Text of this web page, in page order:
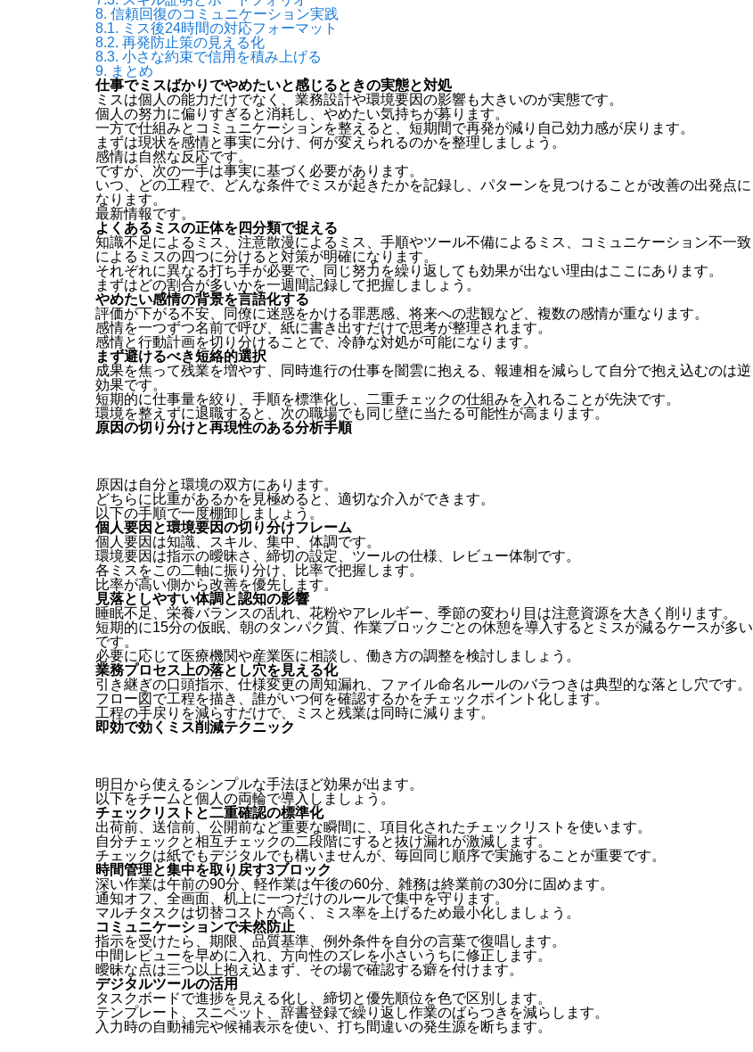
8. 信頼回復のコミュニケーション実践
8.1. ミス後24時間の対応フォーマット
8.2. 再発防止策の見える化
8.3. 小さな約束で信用を積み上げる
9. まとめ
仕事でミスばかりでやめたいと感じるときの実態と対処
ミスは個人の能力だけでなく、業務設計や環境要因の影響も大きいのが実態です。
個人の努力に偏りすぎると消耗し、やめたい気持ちが募ります。
一方で仕組みとコミュニケーションを整えると、短期間で再発が減り自己効力感が戻ります。
まずは現状を感情と事実に分け、何が変えられるのかを整理しましょう。
感情は自然な反応です。
ですが、次の一手は事実に基づく必要があります。
いつ、どの工程で、どんな条件でミスが起きたかを記録し、パターンを見つけることが改善の出発点に
なります。
最新情報です。
よくあるミスの正体を四分類で捉える
知識不足によるミス、注意散漫によるミス、手順やツール不備によるミス、コミュニケーション不一致
によるミスの四つに分けると対策が明確になります。
それぞれに異なる打ち手が必要で、同じ努力を繰り返しても効果が出ない理由はここにあります。
まずはどの割合が多いかを一週間記録して把握しましょう。
やめたい感情の背景を言語化する
評価が下がる不安、同僚に迷惑をかける罪悪感、将来への悲観など、複数の感情が重なります。
感情を一つずつ名前で呼び、紙に書き出すだけで思考が整理されます。
感情と行動計画を切り分けることで、冷静な対処が可能になります。
まず避けるべき短絡的選択
成果を焦って残業を増やす、同時進行の仕事を闇雲に抱える、報連相を減らして自分で抱え込むのは逆
効果です。
短期的に仕事量を絞り、手順を標準化し、二重チェックの仕組みを入れることが先決です。
環境を整えずに退職すると、次の職場でも同じ壁に当たる可能性が高まります。
原因の切り分けと再現性のある分析手順
原因は自分と環境の双方にあります。
どちらに比重があるかを見極めると、適切な介入ができます。
以下の手順で一度棚卸しましょう。
個人要因と環境要因の切り分けフレーム
個人要因は知識、スキル、集中、体調です。
環境要因は指示の曖昧さ、締切の設定、ツールの仕様、レビュー体制です。
各ミスをこの二軸に振り分け、比率で把握します。
比率が高い側から改善を優先します。
見落としやすい体調と認知の影響
睡眠不足、栄養バランスの乱れ、花粉やアレルギー、季節の変わり目は注意資源を大きく削ります。
短期的に15分の仮眠、朝のタンパク質、作業ブロックごとの休憩を導入するとミスが減るケースが多い
です。
必要に応じて医療機関や産業医に相談し、働き方の調整を検討しましょう。
業務プロセス上の落とし穴を見える化
引き継ぎの口頭指示、仕様変更の周知漏れ、ファイル命名ルールのバラつきは典型的な落とし穴です。
フロー図で工程を描き、誰がいつ何を確認するかをチェックポイント化します。
工程の手戻りを減らすだけで、ミスと残業は同時に減ります。
即効で効くミス削減テクニック
明日から使えるシンプルな手法ほど効果が出ます。
以下をチームと個人の両輪で導入しましょう。
チェックリストと二重確認の標準化
出荷前、送信前、公開前など重要な瞬間に、項目化されたチェックリストを使います。
自分チェックと相互チェックの二段階にすると抜け漏れが激減します。
チェックは紙でもデジタルでも構いませんが、毎回同じ順序で実施することが重要です。
時間管理と集中を取り戻す3ブロック
深い作業は午前の90分、軽作業は午後の60分、雑務は終業前の30分に固めます。
通知オフ、全画面、机上に一つだけのルールで集中を守ります。
マルチタスクは切替コストが高く、ミス率を上げるため最小化しましょう。
コミュニケーションで未然防止
指示を受けたら、期限、品質基準、例外条件を自分の言葉で復唱します。
中間レビューを早めに入れ、方向性のズレを小さいうちに修正します。
曖昧な点は三つ以上抱え込まず、その場で確認する癖を付けます。
デジタルツールの活用
タスクボードで進捗を見える化し、締切と優先順位を色で区別します。
テンプレート、スニペット、辞書登録で繰り返し作業のばらつきを減らします。
入力時の自動補完や候補表示を使い、打ち間違いの発生源を断ちます。